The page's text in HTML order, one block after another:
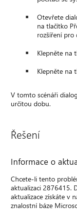
Otevřete
na tlačítko
rozšíření pro
Klepněte na
Klepněte na
V tomto scénáři
určitou dobu.
Řešení
Informace o
Chcete-li tento
aktualizaci 2876415.
aktualizace získáte v
znalostní báze